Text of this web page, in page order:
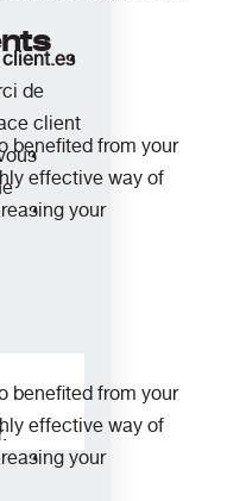
de
client
benefited from your
effective way of
your
benefited from your
effective way of
your